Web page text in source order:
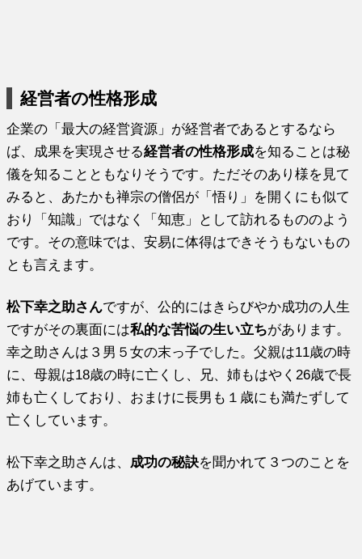
経営者の性格形成
企業の「最大の経営資源」が経営者であるとするなら
ば、成果を実現させる経営者の性格形成を知ることは秘
儀を知ることともなりそうです。ただそのあり様を見て
みると、あたかも禅宗の僧侶が「悟り」を開くにも似て
おり「知識」ではなく「知恵」として訪れるもののよう
です。その意味では、安易に体得はできそうもないもの
とも言えます。
松下幸之助さんですが、公的にはきらびやか成功の人生
ですがその裏面には私的な苦悩の生い立ちがあります。
幸之助さんは３男５女の末っ子でした。父親は11歳の時
に、母親は18歳の時に亡くし、兄、姉もはやく26歳で長
姉も亡くしており、おまけに長男も１歳にも満たずして
亡くしています。
松下幸之助さんは、 成功の秘訣を聞かれて３つのことを
あげています。